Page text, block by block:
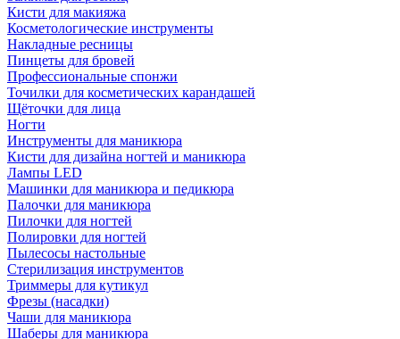
Кисти для макияжа
Косметологические инструменты
Накладные ресницы
Пинцеты для бровей
Профессиональные спонжи
Точилки для косметических карандашей
Щёточки для лица
Ногти
Инструменты для маникюра
Кисти для дизайна ногтей и маникюра
Лампы LED
Машинки для маникюра и педикюра
Палочки для маникюра
Пилочки для ногтей
Полировки для ногтей
Пылесосы настольные
Стерилизация инструментов
Триммеры для кутикул
Фрезы (насадки)
Чаши для маникюра
Шаберы для маникюра